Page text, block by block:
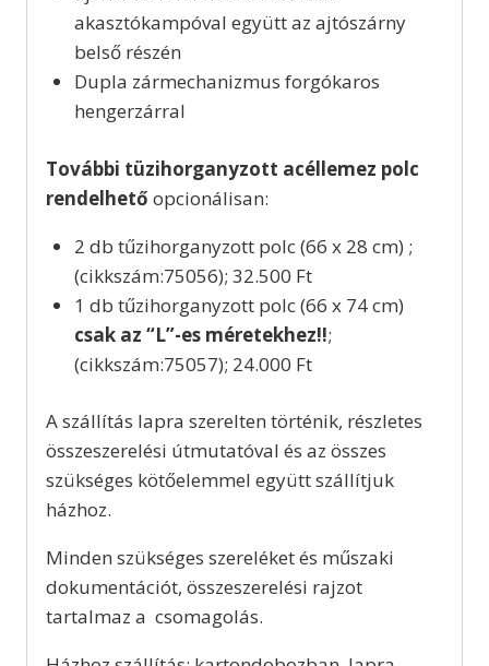
akasztókampóval együtt az ajtószárny
belső részén
Dupla zármechanizmus forgókaros
hengerzárral
További tüzihorganyzott acéllemez polc
rendelhető opcionálisan:
2 db tűzihorganyzott polc (66 x 28 cm) ;
(cikkszám:75056); 32.500 Ft
1 db tűzihorganyzott polc (66 x 74 cm)
csak az “L”-es méretekhez!!;
(cikkszám:75057); 24.000 Ft
A szállítás lapra szerelten történik, részletes
összeszerelési útmutatóval és az összes
szükséges kötőelemmel együtt szállítjuk
házhoz.
Minden szükséges szereléket és műszaki
dokumentációt, összeszerelési rajzot
tartalmaz a csomagolás.